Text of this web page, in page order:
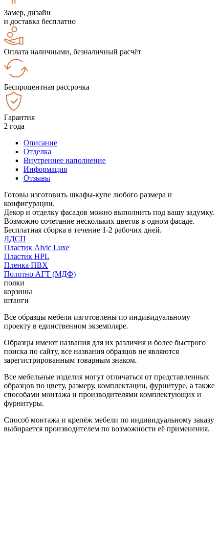
Замер, дизайн
и доставка бесплатно
Оплата наличными, безналичный расчёт
Беспроцентная рассрочка
Гарантия
2 года
Описание
Отделка
Внутреннее наполнение
Информация
Отзывы
Готовы изготовить шкафы-купе любого размера и
конфигурации.
Декор и отделку фасадов можно выполнить под вашу задумку.
Возможно сочетание нескольких цветов в одном фасаде.
Бесплатная сборка в течение 1-2 рабочих дней.
ЛДСП
Пластик Alvic Luxe
Пластик HPL
Пленка ПВХ
Полотно АГТ (МДФ)
полки
корзины
штанги
Все образцы мебели изготовлены по индивидуальному
проекту в единственном экземпляре.
Образцы имеют названия для их различия и более быстрого
поиска по сайту, все названия образцов не являются
зарегистрированным товарным знаком.
Все мебельные изделия могут отличаться от представленных
образцов по цвету, размеру, комплектации, фурнитуре, а также
способами монтажа и производителями комплектующих и
фурнитуры.
Способ монтажа и крепёж мебели по индивидуальному заказу
выбирается производителем по возможности её применения.